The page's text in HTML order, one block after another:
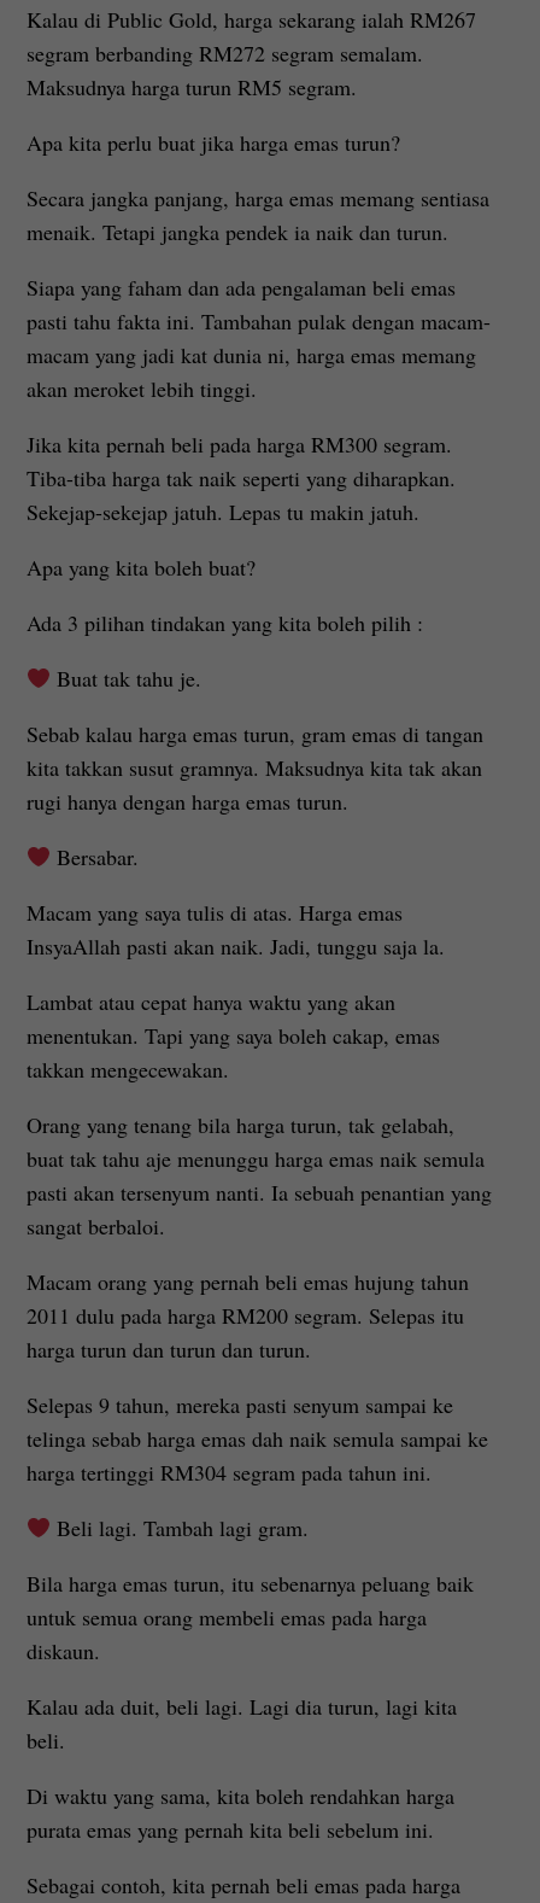
Kalau di Public Gold, harga sekarang ialah RM267
segram berbanding RM272 segram semalam.
Maksudnya harga turun RM5 segram.
Apa kita perlu buat jika harga emas turun?
Secara jangka panjang, harga emas memang sentiasa
menaik. Tetapi jangka pendek ia naik dan turun.
Siapa yang faham dan ada pengalaman beli emas
pasti tahu fakta ini. Tambahan pulak dengan macam-
macam yang jadi kat dunia ni, harga emas memang
akan meroket lebih tinggi.
Jika kita pernah beli pada harga RM300 segram.
Tiba-tiba harga tak naik seperti yang diharapkan.
Sekejap-sekejap jatuh. Lepas tu makin jatuh.
Apa yang kita boleh buat?
Ada 3 pilihan tindakan yang kita boleh pilih :
Buat tak tahu je.
Sebab kalau harga emas turun, gram emas di tangan
kita takkan susut gramnya. Maksudnya kita tak akan
rugi hanya dengan harga emas turun.
Bersabar.
Macam yang saya tulis di atas. Harga emas
InsyaAllah pasti akan naik. Jadi, tunggu saja la.
Lambat atau cepat hanya waktu yang akan
menentukan. Tapi yang saya boleh cakap, emas
takkan mengecewakan.
Orang yang tenang bila harga turun, tak gelabah,
buat tak tahu aje menunggu harga emas naik semula
pasti akan tersenyum nanti. Ia sebuah penantian yang
sangat berbaloi.
Macam orang yang pernah beli emas hujung tahun
2011 dulu pada harga RM200 segram. Selepas itu
harga turun dan turun dan turun.
Selepas 9 tahun, mereka pasti senyum sampai ke
telinga sebab harga emas dah naik semula sampai ke
harga tertinggi RM304 segram pada tahun ini.
Beli lagi. Tambah lagi gram.
Bila harga emas turun, itu sebenarnya peluang baik
untuk semua orang membeli emas pada harga
diskaun.
Kalau ada duit, beli lagi. Lagi dia turun, lagi kita
beli.
Di waktu yang sama, kita boleh rendahkan harga
purata emas yang pernah kita beli sebelum ini.
Sebagai contoh, kita pernah beli emas pada harga